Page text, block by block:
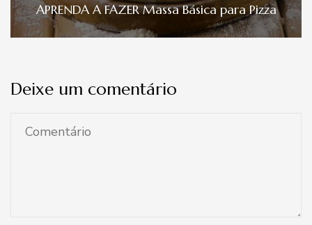
APRENDA A FAZER Massa Básica para Pizza
Deixe um comentário